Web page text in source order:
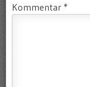
Kommentar *